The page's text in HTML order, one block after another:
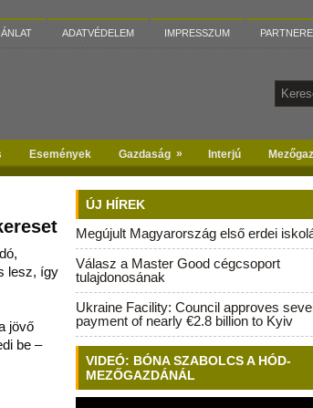
ADATVÉDELEM IMPRESSZUM
Események Gazdaság » Interjú
lesz, így
jövő
be –
ÚJ HÍREK
Megújult Magyarország első erdei
Válasz a Master Good cégcsoport
tulajdonosának
Ukraine Facility: Council approves
payment of nearly €2.8 billion to Kyiv
VIDEÓ: BÓNA SZABOLCS A HÓD-
MEZŐGAZDÁNÁL